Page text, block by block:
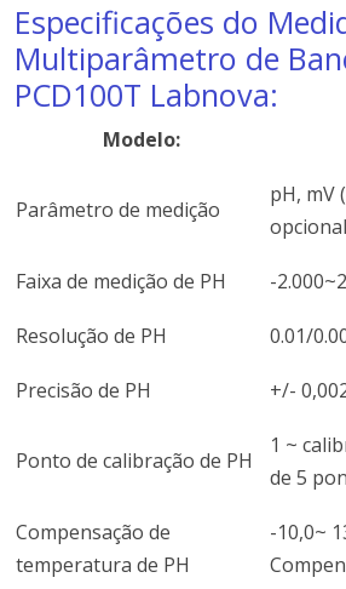
Especificações do
Multiparâmetro de
PCD100T Labnova:
Modelo:
Parâmetro de medição
pH, mV
Faixa de medição de PH -
Resolução de PH 0.01/
Precisão de PH +/-
Ponto de calibração de PH
1 ~
de 5
Compensação de
temperatura de PH
-10,0~